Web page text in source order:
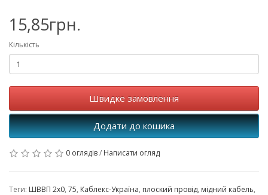
15,85грн.
Кількість
Швидке замовлення
Додати до кошика
0 оглядів/ Написати огляд
Теги: ШВВП 2x0, 75, Каблекс-Україна, плоский провід, мідний кабель,